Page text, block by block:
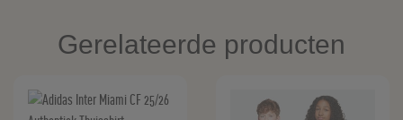
Gerelateerde producten